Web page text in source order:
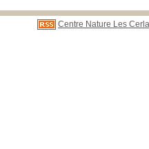
Centre Nature Les